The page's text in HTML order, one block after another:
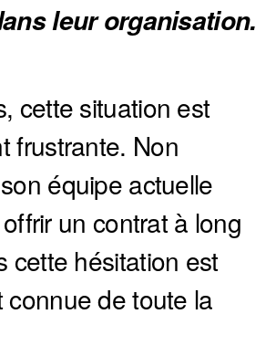
leur organisation.
cette situation est
frustrante. Non
équipe actuelle
un contrat à long
cette hésitation est
connue de toute la